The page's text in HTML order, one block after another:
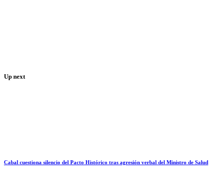
Up next
Cabal cuestiona silencio del Pacto Histórico tras agresión verbal del Ministro de Salud